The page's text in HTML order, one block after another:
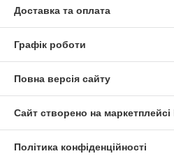
Доставка та оплата
Графік роботи
Повна версія сайту
Сайт створено на маркетплейсі
Політика конфіденційності